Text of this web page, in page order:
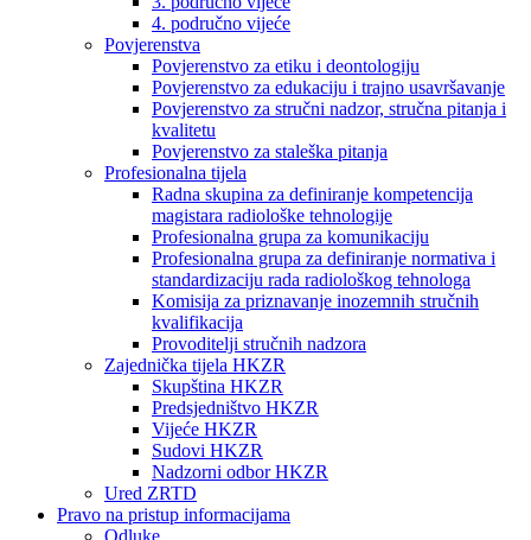
4. područno vijeće
Povjerenstva
Povjerenstvo za etiku i deontologiju
Povjerenstvo za edukaciju i trajno usavršavanje
Povjerenstvo za stručni nadzor, stručna pitanja i
kvalitetu
Povjerenstvo za staleška pitanja
Profesionalna tijela
Radna skupina za definiranje kompetencija
magistara radiološke tehnologije
Profesionalna grupa za komunikaciju
Profesionalna grupa za definiranje normativa i
standardizaciju rada radiološkog tehnologa
Komisija za priznavanje inozemnih stručnih
kvalifikacija
Provoditelji stručnih nadzora
Zajednička tijela HKZR
Skupština HKZR
Predsjedništvo HKZR
Vijeće HKZR
Sudovi HKZR
Nadzorni odbor HKZR
Ured ZRTD
Pravo na pristup informacijama
Odluke